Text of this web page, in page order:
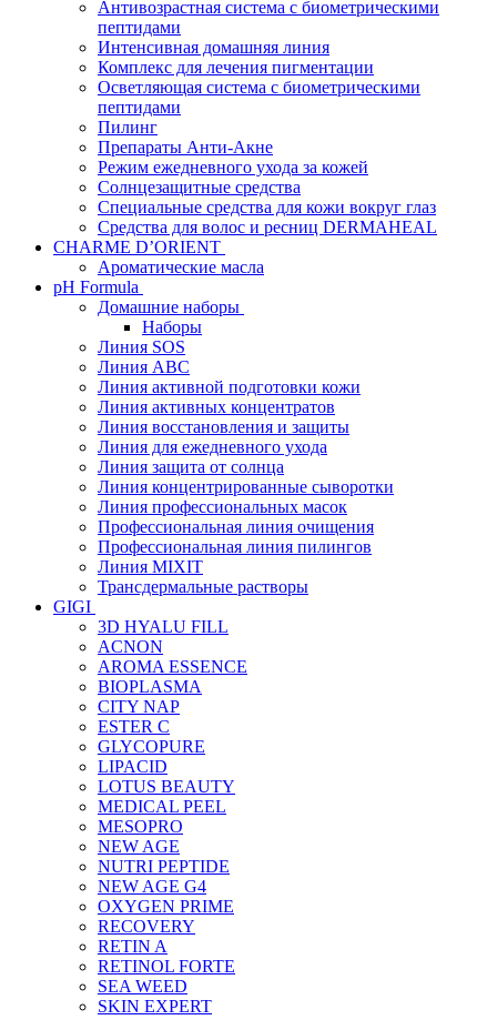
Антивозрастная система с биометрическими
пептидами
Интенсивная домашняя линия
Комплекс для лечения пигментации
Осветляющая система с биометрическими
пептидами
Пилинг
Препараты Анти-Акне
Режим ежедневного ухода за кожей
Солнцезащитные средства
Специальные средства для кожи вокруг глаз
Средства для волос и ресниц DERMAHEAL
CHARME D’ORIENT
Ароматические масла
pH Formula
Домашние наборы
Наборы
Линия SOS
Линия АВС
Линия активной подготовки кожи
Линия активных концентратов
Линия восстановления и защиты
Линия для ежедневного ухода
Линия защита от солнца
Линия концентрированные сыворотки
Линия профессиональных масок
Профессиональная линия очищения
Профессиональная линия пилингов
Линия MIXIT
Трансдермальные растворы
GIGI
3D HYALU FILL
ACNON
AROMA ESSENCE
BIOPLASMA
CITY NAP
ESTER C
GLYCOPURE
LIPACID
LOTUS BEAUTY
MEDICAL PEEL
MESOPRO
NEW AGE
NUTRI PEPTIDE
NEW AGE G4
OXYGEN PRIME
RECOVERY
RETIN A
RETINOL FORTE
SEA WEED
SKIN EXPERT